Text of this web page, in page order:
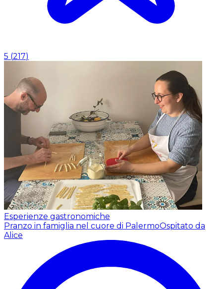
5 (217)
Esperienze gastronomiche
Pranzo in famiglia nel cuore di PalermoOspitato da
Alice